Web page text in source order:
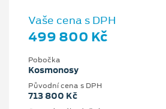
Vaše cena s DPH
499 800 Kč
Pobočka
Kosmonosy
Původní cena s DPH
713 800 Kč